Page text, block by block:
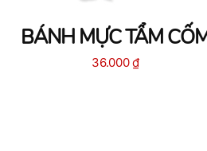
BÁNH MỰC TẨM
36.000₫